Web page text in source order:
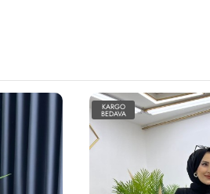
KARGO
BEDAVA